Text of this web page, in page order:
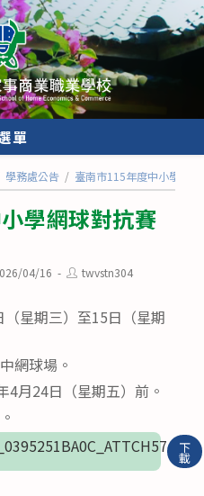
單
學務處公告 / 臺南市115年度中小學網
學網球對抗賽
04/16
Posttwvstn304
星期三）至15日（星期
網球場。
4月24日（星期五）前。
下
載